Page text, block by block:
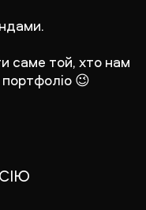
саме той, хто нам
😉